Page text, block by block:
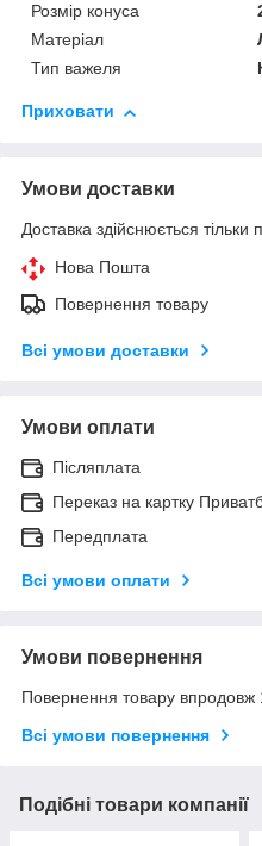
Розмір конуса
Матеріал
Тип важеля
Приховати
Умови доставки
Доставка здійснюється тільки
Нова Пошта
Повернення товару
Всі умови доставки
Умови оплати
Післяплата
Переказ на картку
Передплата
Всі умови оплати
Умови повернення
Повернення товару впродовж
Всі умови повернення
Подібні товари компанії